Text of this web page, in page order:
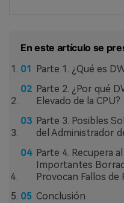
En este artículo se
Parte 1. ¿Qué es
Parte 2. ¿Por qué
Elevado de la CPU?
Parte 3. Posibles
del Administrador
Parte 4. Recupera
Importantes
Provocan Fallos
Conclusión